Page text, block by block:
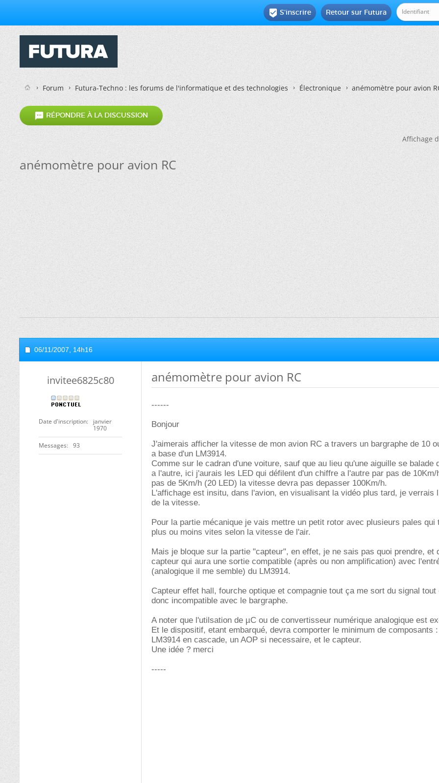
Retour sur Futura
 S'inscrire
Forum Futura-Techno : les forums de l'informatique et des technologies Électronique anémomètre pour avion
 RÉPONDRE À LA DISCUSSION
Affichage
anémomètre pour avion RC
06/11/2007, 14h16
invitee6825c80
Date d'inscription
janvier
1970
Messages 93
anémomètre pour avion RC
------
Bonjour
J'aimerais afficher la vitesse de mon avion RC a travers un bargraphe de 10
a base d'un LM3914.
Comme sur le cadran d'une voiture, sauf que au lieu qu'une aiguille se balade
a l'autre, ici j'aurais les LED qui défilent d'un chiffre a l'autre par pas de 10Km/
pas de 5Km/h (20 LED) la vitesse devra pas depasser 100Km/h.
L'affichage est insitu, dans l'avion, en visualisant la vidéo plus tard, je verrais
de la vitesse.
Pour la partie mécanique je vais mettre un petit rotor avec plusieurs pales qui
plus ou moins vites selon la vitesse de l'air.
Mais je bloque sur la partie "capteur", en effet, je ne sais pas quoi prendre, et
capteur qui aura une sortie compatible (après ou non amplification) avec
(analogique il me semble) du LM3914.
Capteur effet hall, fourche optique et compagnie tout ça me sort du signal tout
donc incompatible avec le bargraphe.
A noter que l'utilsation de µC ou de convertisseur numérique analogique est
Et le dispositif, etant embarqué, devra comporter le minimum de composants
LM3914 en cascade, un AOP si necessaire, et le capteur.
Une idée ? merci
-----